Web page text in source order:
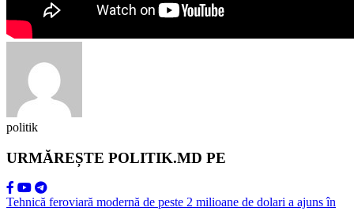
politik
URMĂREȘTE POLITIK.MD PE
Tehnică feroviară modernă de peste 2 milioane de dolari a ajuns în